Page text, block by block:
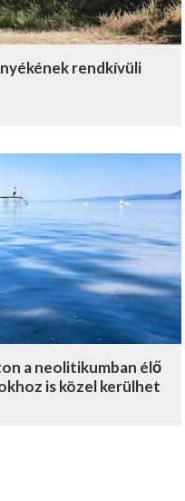
rendkívüli
a neolitikumban élő
is közel kerülhet